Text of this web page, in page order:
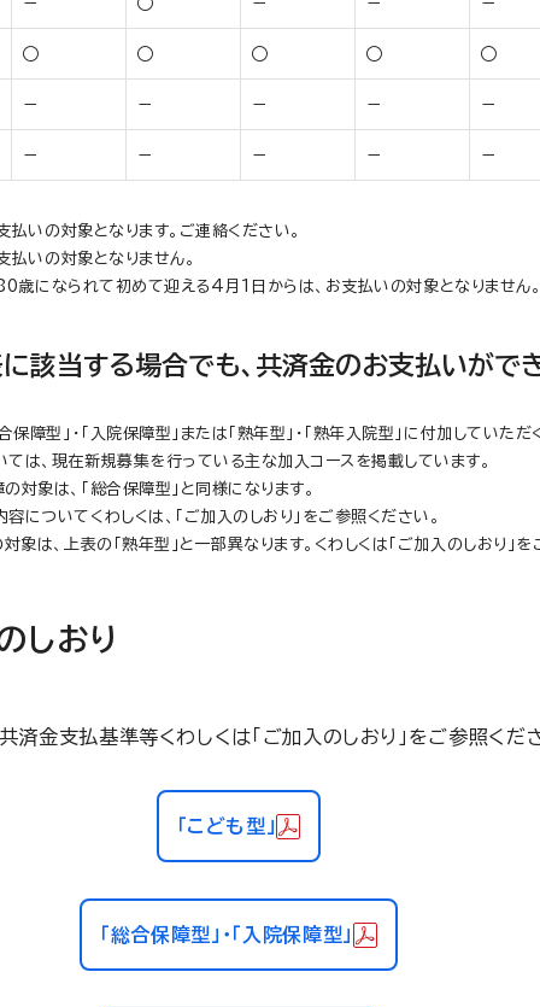
○ ○ ○ ○ ○
－ － － － －
－ － － － －
払いの対象となります。ご連絡ください。
支払いの対象となりません。
80歳になられて初めて迎える4月1日からは、お支払いの対象となりません
該当する場合でも、共済金のお支払いがで
保障型」・「入院保障型」または「熟年型」・「熟年入院型」に付加していただ
は、現在新規募集を行っている主な加入コースを掲載しています。
対象は、「総合保障型」と同様になります。
についてくわしくは、「ご加入のしおり」をご参照ください。
は、上表の「熟年型」と一部異なります。くわしくは「ご加入のしおり」を
しおり
済金支払基準等くわしくは「ご加入のしおり」をご参照くだ
「こども型」
「総合保障型」・「入院保障型」